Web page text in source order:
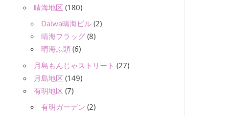
晴海地区 (180)
Daiwa晴海ビル (2)
晴海フラッグ (8)
晴海ふ頭 (6)
月島もんじゃストリート (27)
月島地区 (149)
有明地区 (7)
有明ガーデン (2)